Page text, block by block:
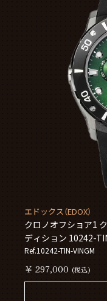
エドックス（EDOX）
クロノオフショア1
ディション 10242-
Ref.10242-TIN-VINGM
￥ 297,000 (税込)